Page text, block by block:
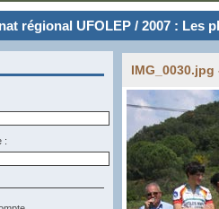
régional UFOLEP / 2007 : Les
:
IMG_0030.jpg